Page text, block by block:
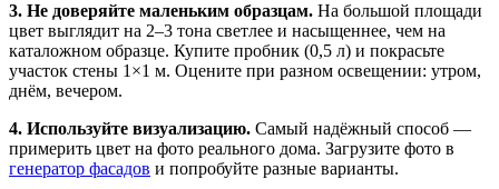
3. Не доверяйте маленьким образцам. На большой площади
цвет выглядит на 2–3 тона светлее и насыщеннее, чем на
каталожном образце. Купите пробник (0,5 л) и покрасьте
участок стены 1×1 м. Оцените при разном освещении: утром,
днём, вечером.
4. Используйте визуализацию. Самый надёжный способ —
примерить цвет на фото реального дома. Загрузите фото в
генератор фасадов и попробуйте разные варианты.